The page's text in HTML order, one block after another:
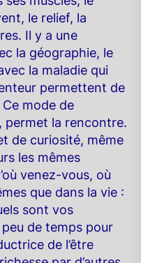
le relief, la
Il y a une
la géographie, le
la maladie qui
permettent de
mode de
permet la rencontre.
de curiosité, même
les mêmes
venez-vous, où
que dans la vie :
sont vos
de temps pour
de l’être